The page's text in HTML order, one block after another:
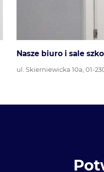
Nasze biuro i sale
ul. Skierniewicka 10a, 01-